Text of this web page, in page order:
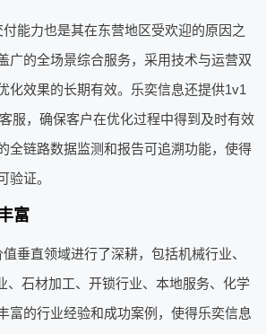
能力也是其在东营地区受欢迎的原因之
广的全场景综合服务，采用技术与运营双
化效果的长期有效。乐奕信息还提供1v1
服，确保客户在优化过程中得到及时有效
全链路数据监测和报告可追溯功能，使得
验证。
富
垂直领域进行了深耕，包括机械行业、
、石材加工、开锁行业、本地服务、化学
富的行业经验和成功案例，使得乐奕信息